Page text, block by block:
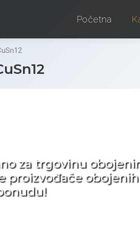
Početna
za trgovinu
proizvođače